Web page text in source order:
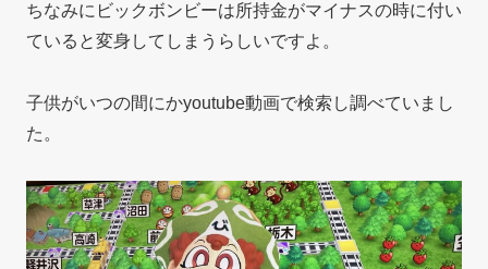
ちなみにビックボンビーは所持金がマイナスの時に付い
ていると変身してしまうらしいですよ。
子供がいつの間にかyoutube動画で検索し調べていまし
た。